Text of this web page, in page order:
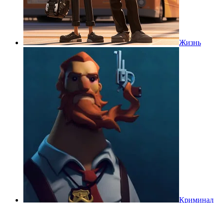
Жизнь
Криминал